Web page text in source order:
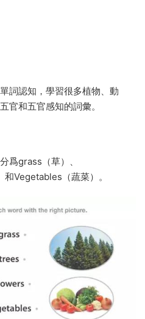
詞認知，學習很多植物、動
官和五官感知的詞彙。
爲grass（草）、
Vegetables（蔬菜）。